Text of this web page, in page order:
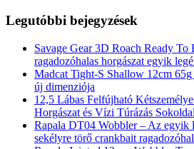
Legutóbbi bejegyzések
Savage Gear 3D Roach Ready To
ragadozóhalas horgászat egyik
Madcat Tight-S Shallow 12cm
új dimenziója
12,5 Lábas Felfújható
Horgászat és Vízi Túrázás
Rapala DT04 Wobbler – Az egyik
sekélyre törő crankbait